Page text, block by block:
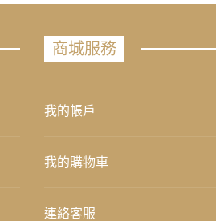
商城服務
我的帳戶
我的購物車
連絡客服